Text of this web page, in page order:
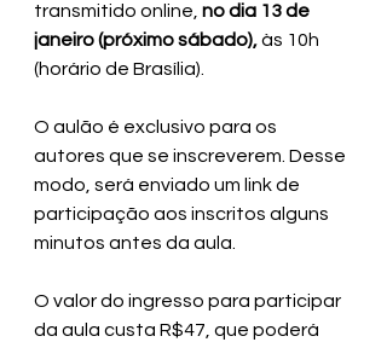
transmitido online, no dia 13 de
janeiro (próximo sábado), às 10h
(horário de Brasília).
O aulão é exclusivo para os
autores que se inscreverem. Desse
modo, será enviado um link de
participação aos inscritos alguns
minutos antes da aula.
O valor do ingresso para participar
da aula custa R$47, que poderá